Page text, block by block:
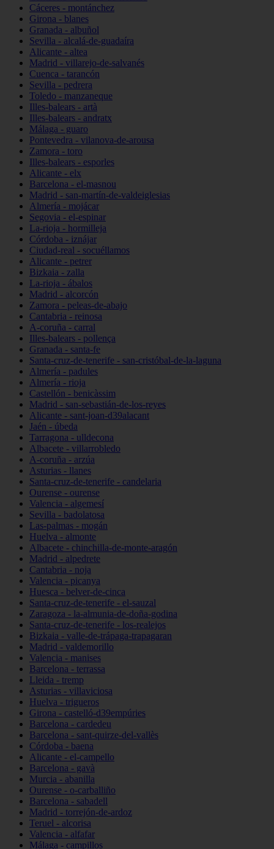
Cáceres - montánchez
Girona - blanes
Granada - albuñol
Sevilla - alcalá-de-guadaíra
Alicante - altea
Madrid - villarejo-de-salvanés
Cuenca - tarancón
Sevilla - pedrera
Toledo - manzaneque
Illes-balears - artà
Illes-balears - andratx
Málaga - guaro
Pontevedra - vilanova-de-arousa
Zamora - toro
Illes-balears - esporles
Alicante - elx
Barcelona - el-masnou
Madrid - san-martín-de-valdeiglesias
Almería - mojácar
Segovia - el-espinar
La-rioja - hormilleja
Córdoba - iznájar
Ciudad-real - socuéllamos
Alicante - petrer
Bizkaia - zalla
La-rioja - ábalos
Madrid - alcorcón
Zamora - peleas-de-abajo
Cantabria - reinosa
A-coruña - carral
Illes-balears - pollença
Granada - santa-fe
Santa-cruz-de-tenerife - san-cristóbal-de-la-laguna
Almería - padules
Almería - rioja
Castellón - benicàssim
Madrid - san-sebastián-de-los-reyes
Alicante - sant-joan-d39alacant
Jaén - úbeda
Tarragona - ulldecona
Albacete - villarrobledo
A-coruña - arzúa
Asturias - llanes
Santa-cruz-de-tenerife - candelaria
Ourense - ourense
Valencia - algemesí
Sevilla - badolatosa
Las-palmas - mogán
Huelva - almonte
Albacete - chinchilla-de-monte-aragón
Madrid - alpedrete
Cantabria - noja
Valencia - picanya
Huesca - belver-de-cinca
Santa-cruz-de-tenerife - el-sauzal
Zaragoza - la-almunia-de-doña-godina
Santa-cruz-de-tenerife - los-realejos
Bizkaia - valle-de-trápaga-trapagaran
Madrid - valdemorillo
Valencia - manises
Barcelona - terrassa
Lleida - tremp
Asturias - villaviciosa
Huelva - trigueros
Girona - castelló-d39empúries
Barcelona - cardedeu
Barcelona - sant-quirze-del-vallès
Córdoba - baena
Alicante - el-campello
Barcelona - gavà
Murcia - abanilla
Ourense - o-carballiño
Barcelona - sabadell
Madrid - torrejón-de-ardoz
Teruel - alcorisa
Valencia - alfafar
Málaga - campillos